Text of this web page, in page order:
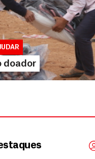
para doadores de MSF....
MAIS
doador